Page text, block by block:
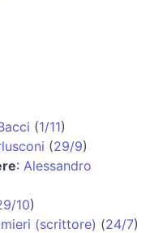
(1/11)
(29/9)
: Alessandro
10)
(scrittore) (24/7)